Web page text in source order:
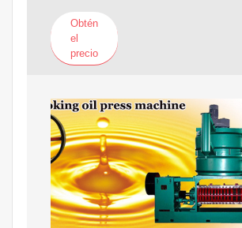
Obtén
el
precio